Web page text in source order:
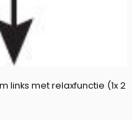
links met relaxfunctie (1x 2